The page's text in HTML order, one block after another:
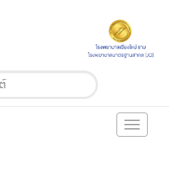
Toggle